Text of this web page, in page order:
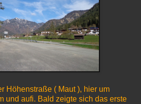
Höhenstraße ( Maut ), hier um
und aufi. Bald zeigte sich das erste